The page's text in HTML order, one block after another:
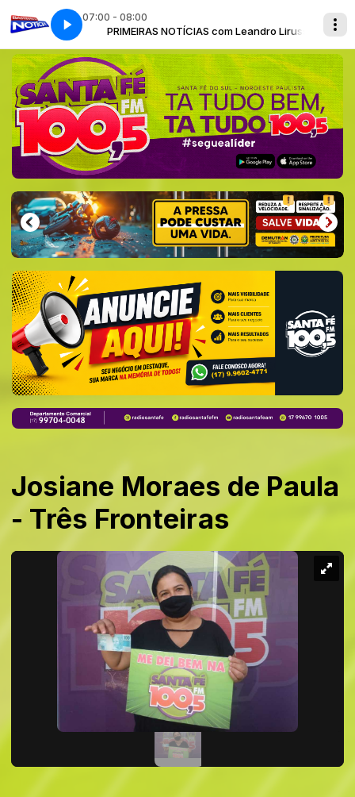
07:00 - 08:00
Lirussi PRIMEIRAS NOTÍCIAS com Leandro Lirussi
Josiane Moraes de Paula
- Três Fronteiras